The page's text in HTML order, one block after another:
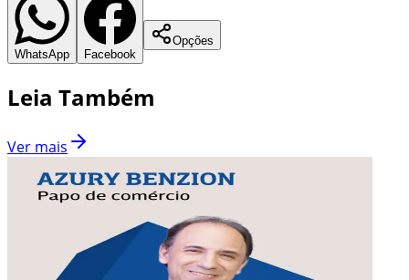
WhatsApp Facebook
Opções
Leia Também
Ver mais